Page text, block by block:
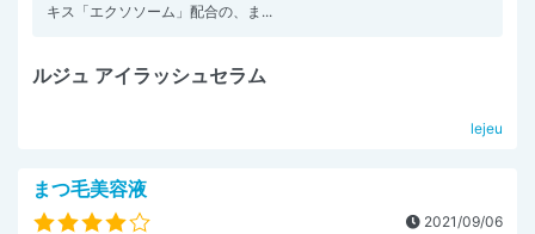
キス「エクソソーム」配合の、ま...
ルジュ アイラッシュセラム
lejeu
まつ毛美容液
2021/09/06